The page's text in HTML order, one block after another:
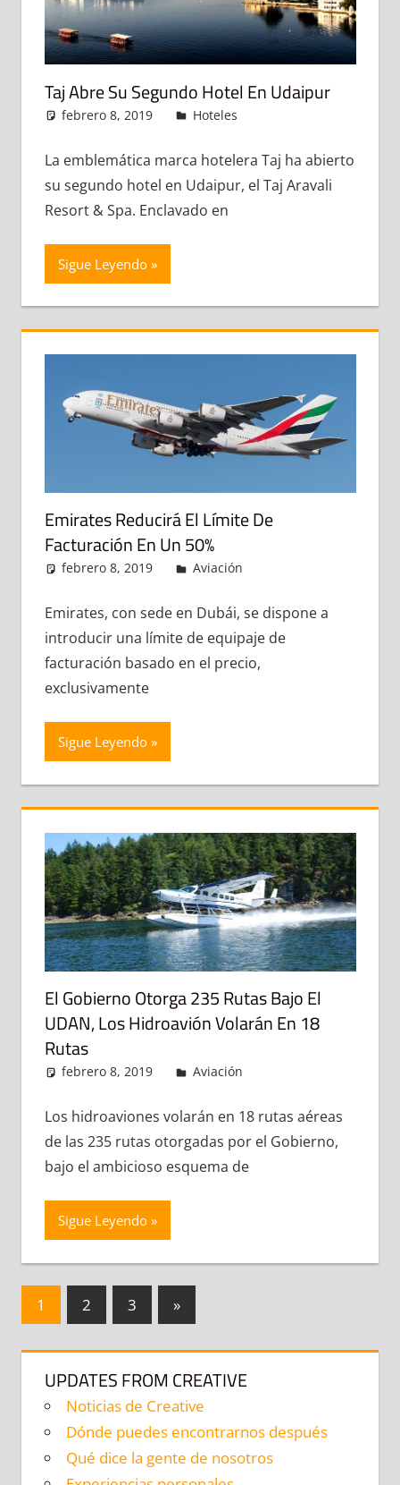
Taj Abre Su Segundo Hotel En Udaipur
febrero 8, 2019 admin
Hoteles
La emblemática marca hotelera Taj ha abierto
su segundo hotel en Udaipur, el Taj Aravali
Resort & Spa. Enclavado en
Sigue Leyendo
Emirates Reducirá El Límite De
Facturación En Un 50%
febrero 8, 2019 admin
Aviación
Emirates, con sede en Dubái, se dispone a
introducir una límite de equipaje de
facturación basado en el precio,
exclusivamente
Sigue Leyendo
El Gobierno Otorga 235 Rutas Bajo El
UDAN, Los Hidroavión Volarán En 18
Rutas
febrero 8, 2019 admin
Aviación
Los hidroaviones volarán en 18 rutas aéreas
de las 235 rutas otorgadas por el Gobierno,
bajo el ambicioso esquema de
Sigue Leyendo
Navegación
entradas
1 2 3
Entradas
siguientes
»
UPDATES FROM CREATIVE
Noticias de Creative
Dónde puedes encontrarnos después
Qué dice la gente de nosotros